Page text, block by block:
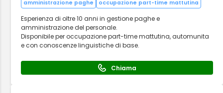
amministrazione paghe occupazione part-time mattutina
Esperienza di oltre 10 anni in gestione paghe e
amministrazione del personale.
Disponibile per occupazione part-time mattutina, automunita
e con conoscenze linguistiche di base.
Chiama